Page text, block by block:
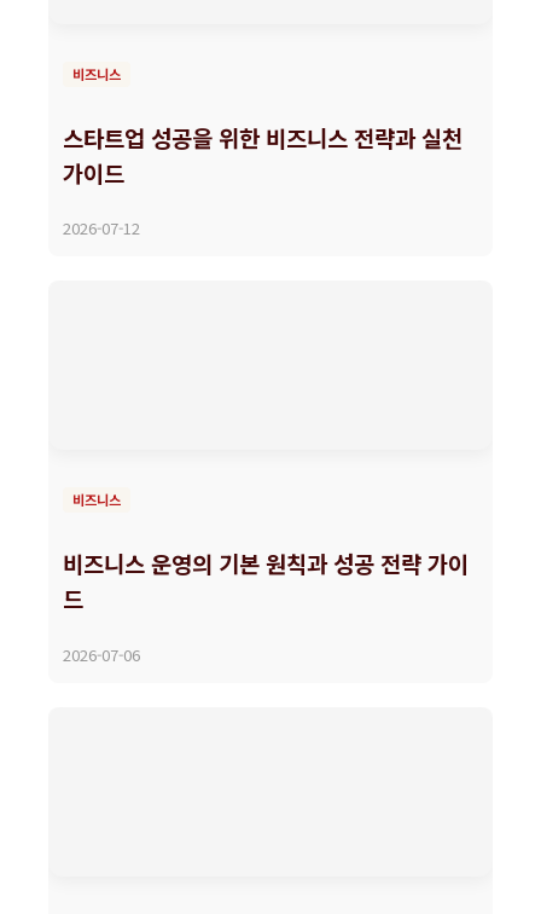
비즈니스
스타트업 성공을 위한 비즈니스 전략과 실천
가이드
2026-07-12
비즈니스
비즈니스 운영의 기본 원칙과 성공 전략 가이
드
2026-07-06